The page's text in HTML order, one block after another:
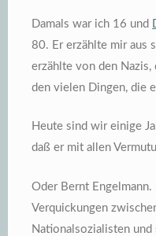
Damals war ich 16 und
80. Er erzählte mir aus
erzählte von den Nazis,
den vielen Dingen, die
Heute sind wir einige
daß er mit allen
Oder Bernt
Verquickungen
Nationalsozialisten